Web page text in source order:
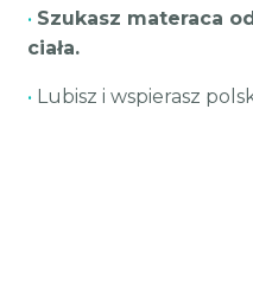
• Szukasz materaca
ciała.
• Lubisz i wspierasz